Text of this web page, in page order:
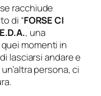
racchiude
di “FORSE CI
E.D.A., una
momenti in
lasciarsi andare e
persona, ci